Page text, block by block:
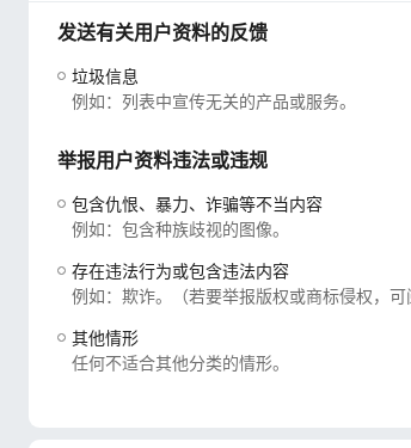
发送有关用户资料的反馈
垃圾信息
例如：列表中宣传无关的产品或服务。
举报用户资料违法或违规
包含仇恨、暴力、诈骗等不当内容
例如：包含种族歧视的图像。
存在违法行为或包含违法内容
例如：欺诈。（若要举报版权或商标侵权，可
其他情形
任何不适合其他分类的情形。